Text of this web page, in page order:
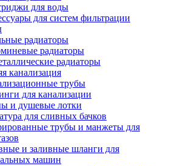
для воды
для систем фильтрации
радиаторы
радиаторы
радиаторы
канализация
трубы
для канализации
и душевые лотки
для сливных бачков
трубы и манжеты для
и заливные шланги для
машин